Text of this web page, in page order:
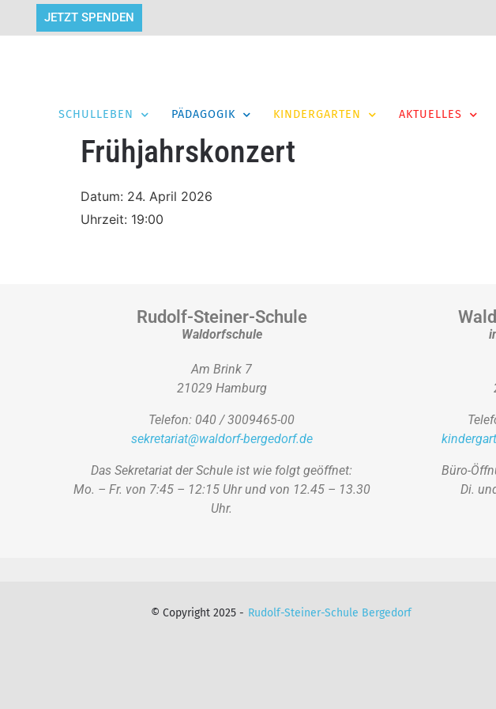
JETZT SPENDEN
SCHULLEBEN PÄDAGOGIK KINDERGARTEN AKTUELLES
Frühjahrskonzert
Datum: 24. April 2026
Uhrzeit: 19:00
Rudolf-Steiner-Schule
Waldorfschule
Am Brink 7
21029 Hamburg
Telefon: 040 / 3009465-00
sekretariat@waldorf-bergedorf.de
Das Sekretariat der Schule ist wie folgt geöffnet:
Mo. – Fr. von 7:45 – 12:15 Uhr und von 12.45 – 13.30
Uhr.
Büro-
Di.
© Copyright 2025 - Rudolf-Steiner-Schule Bergedorf